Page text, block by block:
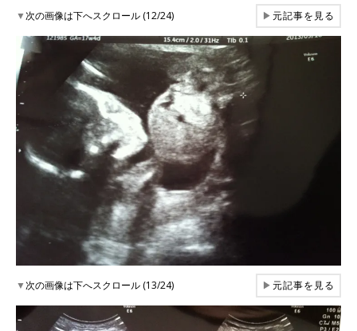
▼次の画像は下へスクロール (12/24) ▶元記事を見る
▼次の画像は下へスクロール (13/24) ▶元記事を見る